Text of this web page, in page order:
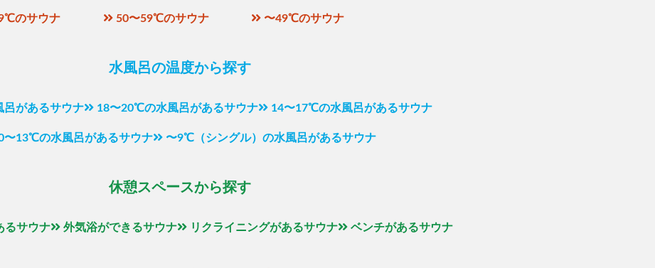
のサウナ 50〜59℃のサウナ 〜49℃のサウナ
水風呂の温度から探す
があるサウナ 18〜20℃の水風呂があるサウナ 14〜17℃の水風呂があるサウナ
〜13℃の水風呂があるサウナ 〜9℃（シングル）の水風呂があるサウナ
休憩スペースから探す
るサウナ 外気浴ができるサウナ リクライニングがあるサウナ ベンチがあるサウナ